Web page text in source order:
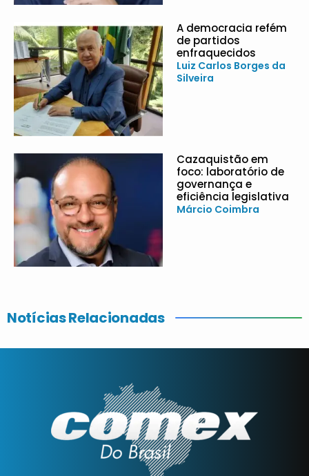
A democracia refém
de partidos
enfraquecidos
Luiz Carlos Borges da
Silveira
Cazaquistão em
foco: laboratório de
governança e
eficiência legislativa
Márcio Coimbra
Notícias Relacionadas